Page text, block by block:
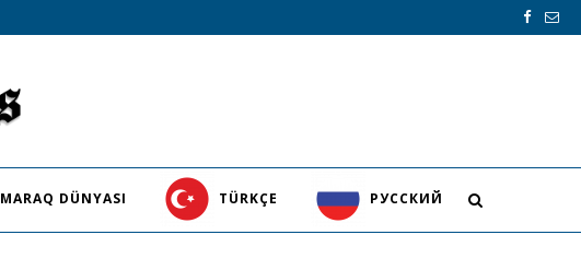
MARAQ DÜNYASI TÜRKÇE PУССКИЙ